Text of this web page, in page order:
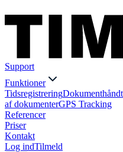
Support
Funktioner
Tidsregistrering
af dokumenterGPS Tracking
Referencer
Priser
Kontakt
Log indTilmeld